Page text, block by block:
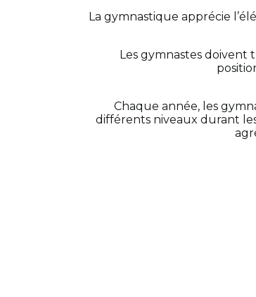
La gymnastique apprécie
Les gymnastes doivent
Chaque année, les
différents niveaux durant